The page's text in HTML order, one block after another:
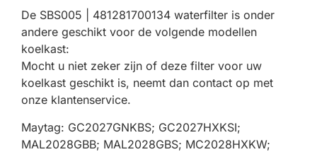
De SBS005 | 481281700134 waterfilter is onder
andere geschikt voor de volgende modellen
koelkast:
Mocht u niet zeker zijn of deze filter voor uw
koelkast geschikt is, neemt dan contact op met
onze klantenservice.
Maytag: GC2027GNKBS; GC2027HXKSI;
MAL2028GBB; MAL2028GBS; MC2028HXKW;